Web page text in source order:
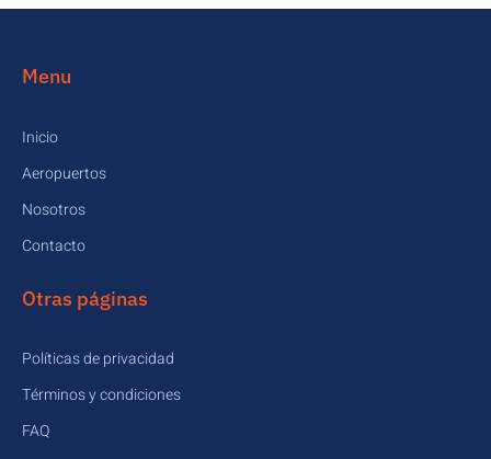
Menu
Inicio
Aeropuertos
Nosotros
Contacto
Otras páginas
Políticas de privacidad
Términos y condiciones
FAQ